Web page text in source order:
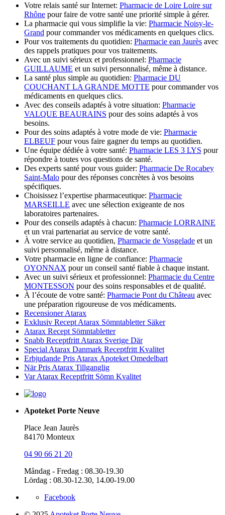
Votre relais santé sur Internet: Pharmacie de Loire Loire sur
Rhône pour faire de votre santé une priorité simple à gérer.
La pharmacie qui vous simplifie la vie: Pharmacie Noisy-le-
Grand pour commander vos médicaments en quelques clics.
Pour vos traitements du quotidien: Pharmacie ean Jaurès avec
des rappels pratiques pour vos traitements.
Avec un suivi sérieux et professionnel: Pharmacie
GUILLAUME et un suivi personnalisé, même à distance.
La santé plus simple au quotidien: Pharmacie DU
COUCHANT LA GRANDE MOTTE pour commander vos
médicaments en quelques clics.
Avec des conseils adaptés à votre situation: Pharmacie
VALQUE BEAURAINS pour des soins adaptés à vos
besoins.
Pour des soins adaptés à votre mode de vie: Pharmacie
ELBEUF pour vous faire gagner du temps au quotidien.
Une équipe dédiée à votre santé: Pharmacie LES 3 LYS pour
répondre à toutes vos questions de santé.
Des experts santé pour vous guider: Pharmacie De Rocabey
Saint-Malo pour des réponses concrètes à vos besoins
spécifiques.
Choisissez l’expertise pharmaceutique: Pharmacie
MARSEILLE avec une sélection exigeante de nos
laboratoires partenaires.
Pour des conseils adaptés à chacun: Pharmacie LORRAINE
et un vrai partenariat au service de votre santé.
À votre service au quotidien, Pharmacie de Vosgelade et un
suivi personnalisé, même à distance.
Votre pharmacie en ligne de confiance: Pharmacie
OYONNAX pour un conseil santé fiable à chaque instant.
Avec un suivi sérieux et professionnel: Pharmacie du Centre
MONTESSON pour des soins responsables et de qualité.
À l’écoute de votre santé: Pharmacie Pont du Château avec
une préparation rigoureuse de vos médicaments.
Recensioner Atarax
Exklusiv Recept Atarax Sömntabletter Säker
Atarax Recept Sömntabletter
Snabb Receptfritt Atarax Sverige Där
Special Atarax Danmark Receptfritt Kvalitet
Erbjudande Pris Atarax Apoteket Omedelbart
När Pris Atarax Tillganglig
Var Atarax Receptfritt Sömn Kvalitet
Apoteket Porte Neuve
Place Jean Jaurès
84170 Monteux
04 90 66 21 20
Måndag - Fredag : 08.30-19.30
Lördag : 08.30-12.30, 14.00-19.00
Facebook